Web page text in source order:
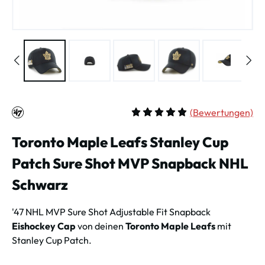
(Bewertungen)
Toronto Maple Leafs Stanley Cup
Patch Sure Shot MVP Snapback NHL
Schwarz
'47 NHL MVP Sure Shot Adjustable Fit Snapback
Eishockey Cap von deinen Toronto Maple Leafs mit
Stanley Cup Patch.